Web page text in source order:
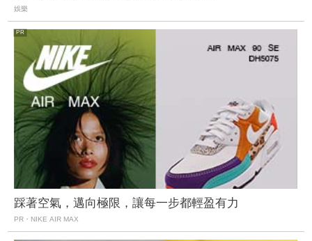
娛樂
踩著空氣，邁向極限，讓每一步都輕盈有力
PR・NIKE AIR MAX